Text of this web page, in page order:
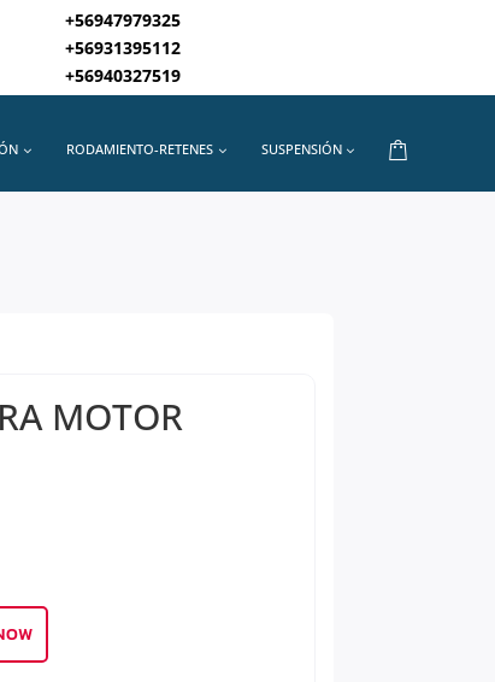
+56947979325
+56931395112
+56940327519
RODAMIENTO-RETENES SUSPENSIÓN
MOTOR